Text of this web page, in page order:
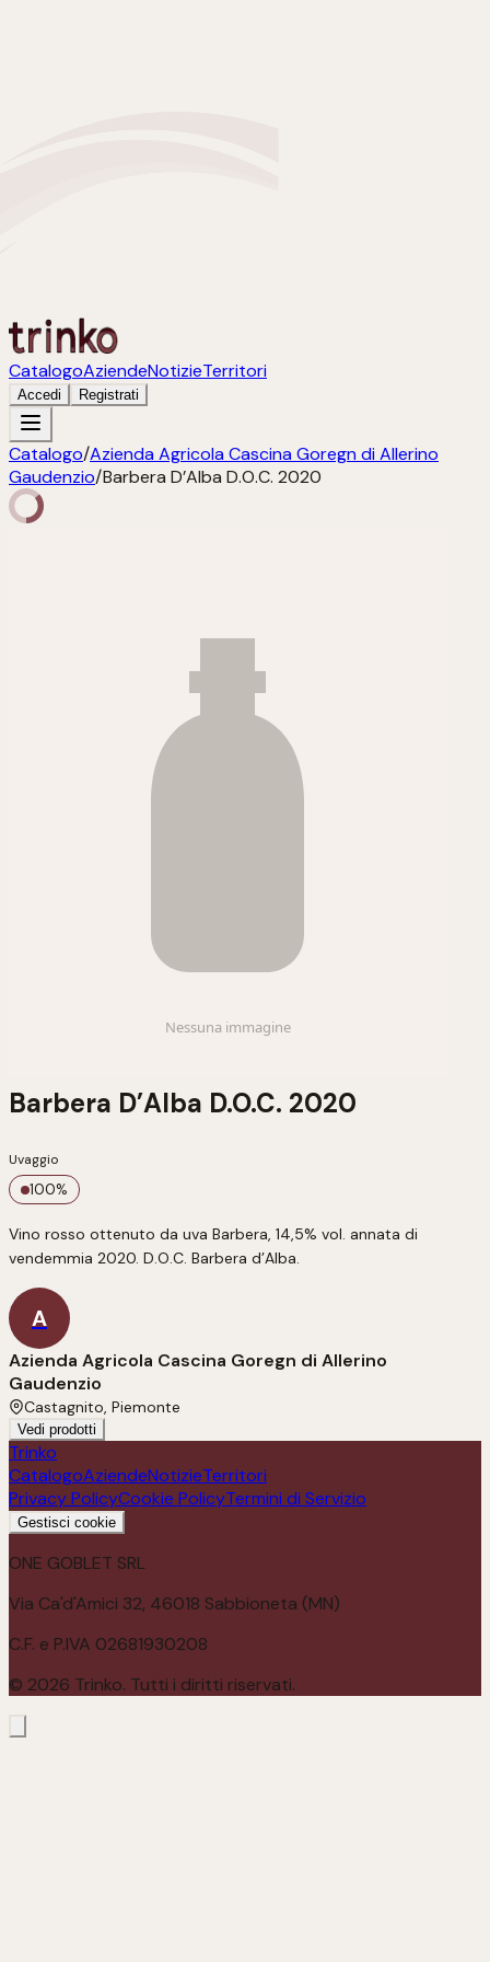
CatalogoAziendeNotizieTerritori
Accedi Registrati
Catalogo/Azienda Agricola Cascina Goregn di Allerino
Gaudenzio/Barbera D’Alba D.O.C. 2020
Barbera D’Alba D.O.C. 2020
Uvaggio
100%
Vino rosso ottenuto da uva Barbera, 14,5% vol. annata di
vendemmia 2020. D.O.C. Barbera d’Alba.
A
Azienda Agricola Cascina Goregn di Allerino
Gaudenzio
Castagnito, Piemonte
Vedi prodotti
Trinko
CatalogoAziendeNotizieTerritori
Privacy PolicyCookie PolicyTermini di Servizio
Gestisci cookie
ONE GOBLET SRL
Via Ca'd'Amici 32, 46018 Sabbioneta (MN)
C.F. e P.IVA 02681930208
© 2026 Trinko. Tutti i diritti riservati.